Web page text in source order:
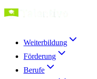
Weiterbildung
Förderung
Berufe